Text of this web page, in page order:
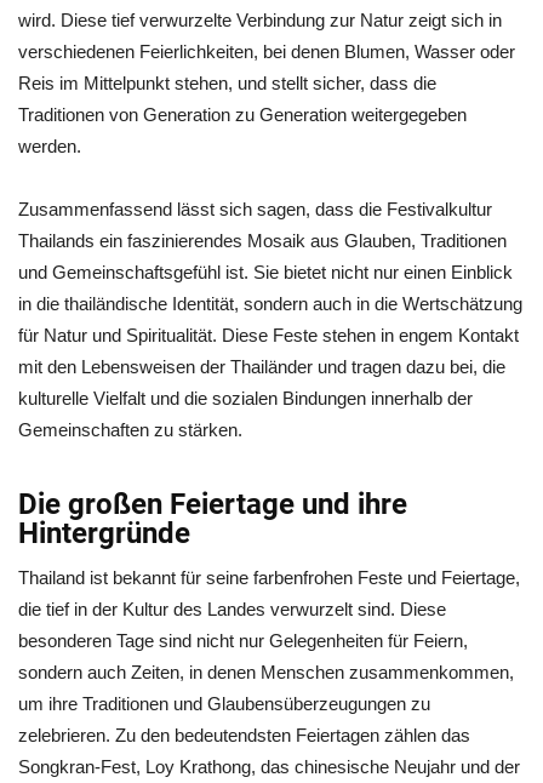
wird. Diese tief verwurzelte Verbindung zur Natur zeigt sich in
verschiedenen Feierlichkeiten, bei denen Blumen, Wasser oder
Reis im Mittelpunkt stehen, und stellt sicher, dass die
Traditionen von Generation zu Generation weitergegeben
werden.
Zusammenfassend lässt sich sagen, dass die Festivalkultur
Thailands ein faszinierendes Mosaik aus Glauben, Traditionen
und Gemeinschaftsgefühl ist. Sie bietet nicht nur einen Einblick
in die thailändische Identität, sondern auch in die Wertschätzung
für Natur und Spiritualität. Diese Feste stehen in engem Kontakt
mit den Lebensweisen der Thailänder und tragen dazu bei, die
kulturelle Vielfalt und die sozialen Bindungen innerhalb der
Gemeinschaften zu stärken.
Die großen Feiertage und ihre
Hintergründe
Thailand ist bekannt für seine farbenfrohen Feste und Feiertage,
die tief in der Kultur des Landes verwurzelt sind. Diese
besonderen Tage sind nicht nur Gelegenheiten für Feiern,
sondern auch Zeiten, in denen Menschen zusammenkommen,
um ihre Traditionen und Glaubensüberzeugungen zu
zelebrieren. Zu den bedeutendsten Feiertagen zählen das
Songkran-Fest, Loy Krathong, das chinesische Neujahr und der